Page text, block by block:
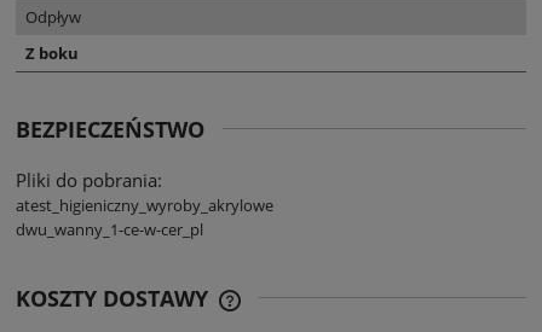
Odpływ
Z boku
BEZPIECZEŃSTWO
Pliki do pobrania:
atest_higieniczny_wyroby_akrylowe
dwu_wanny_1-ce-w-cer_pl
KOSZTY DOSTAWY